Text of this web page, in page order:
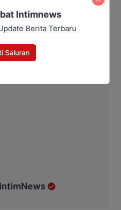
Intimnews
Berita Terbaru
Saluran